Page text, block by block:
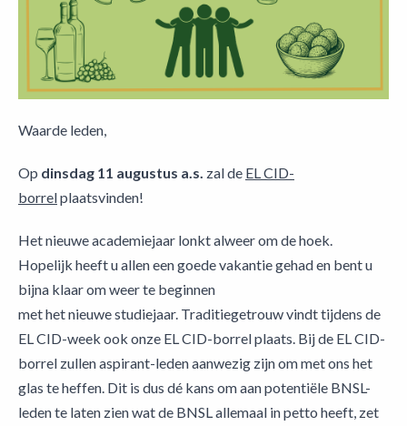
Waarde leden,
Op dinsdag 11 augustus a.s. zal de EL CID-
borrelplaatsvinden!
Het nieuwe academiejaar lonkt alweer om de hoek.
Hopelijk heeft u allen een goede vakantie gehad en bent u
bijna klaar om weer te beginnen
met het nieuwe studiejaar. Traditiegetrouw vindt tijdens de
EL CID-week ook onze EL CID-borrel plaats. Bij de EL CID-
borrel zullen aspirant-ledenaanwezig zijn om met ons het
glas te heffen. Dit is dus dé kans om aan potentiële BNSL-
leden te laten zien wat de BNSL allemaal in petto heeft, zet